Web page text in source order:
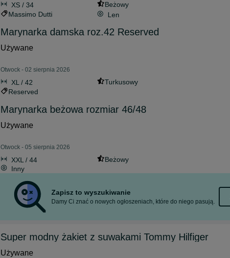
XS / 34
Beżowy
Massimo Dutti
Len
Marynarka damska roz.42 Reserved
Używane
Otwock - 02 sierpnia 2026
XL / 42
Turkusowy
Reserved
Marynarka beżowa rozmiar 46/48
Używane
Otwock - 05 sierpnia 2026
XXL / 44
Beżowy
Inny
Zapisz to wyszukiwanie
Damy Ci znać o nowych ogłoszeniach, które do niego pasują.
Super modny żakiet z suwakami Tommy Hilfiger
Używane